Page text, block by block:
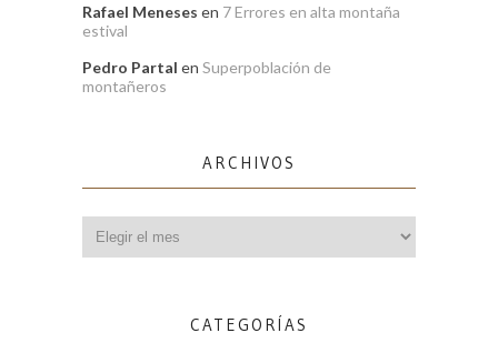
Rafael Meneses en 7 Errores en alta montaña
estival
Pedro Partal en Superpoblación de
montañeros
ARCHIVOS
CATEGORÍAS